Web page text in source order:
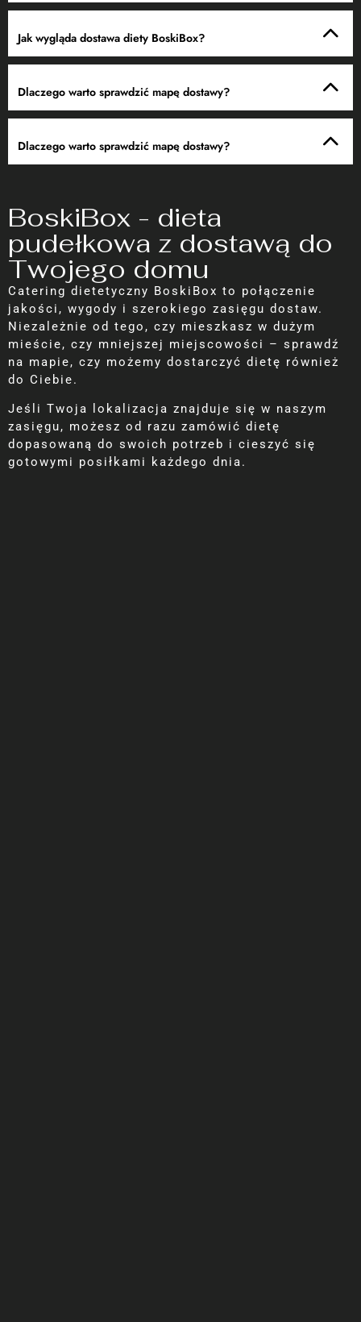
Jak wygląda dostawa diety BoskiBox?
Dlaczego warto sprawdzić mapę dostawy?
Dlaczego warto sprawdzić mapę dostawy?
BoskiBox - dieta
pudełkowa z dostawą do
Twojego domu
Catering dietetyczny BoskiBox to połączenie
jakości, wygody i szerokiego zasięgu dostaw.
Niezależnie od tego, czy mieszkasz w dużym
mieście, czy mniejszej miejscowości – sprawdź
na mapie, czy możemy dostarczyć dietę również
do Ciebie.
Jeśli Twoja lokalizacja znajduje się w naszym
zasięgu, możesz od razu zamówić dietę
dopasowaną do swoich potrzeb i cieszyć się
gotowymi posiłkami każdego dnia.